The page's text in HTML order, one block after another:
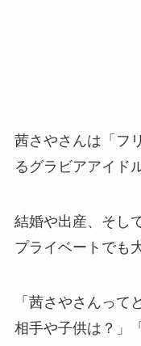
茜さやさんは「フ
るグラビアアイド
結婚や出産、そし
プライベートでも
「茜さやさんって
相手や子供は？」